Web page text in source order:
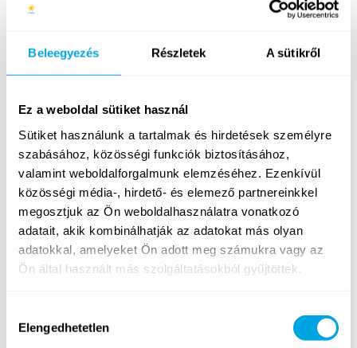
Beleegyezés Részletek A sütikről
Ez a weboldal sütiket használ
Sütiket használunk a tartalmak és hirdetések személyre
szabásához, közösségi funkciók biztosításához,
valamint weboldalforgalmunk elemzéséhez. Ezenkívül
közösségi média-, hirdető- és elemező partnereinkkel
megosztjuk az Ön weboldalhasználatra vonatkozó
adatait, akik kombinálhatják az adatokat más olyan
adatokkal, amelyeket Ön adott meg számukra vagy az
Ön által használt más szolgáltatásokból gyűjtöttek.
kiválasztása
Elengedhetetlen
igazi programkavalkád várta táborozóinkat. A
Funside VB, a Color Run vagy épp a Záróbuli mind
közönségkedvencnek számítottak, de a…
ELINDULT A FUNSIDE BALATON
2018!
2018. július 12. csütörtök